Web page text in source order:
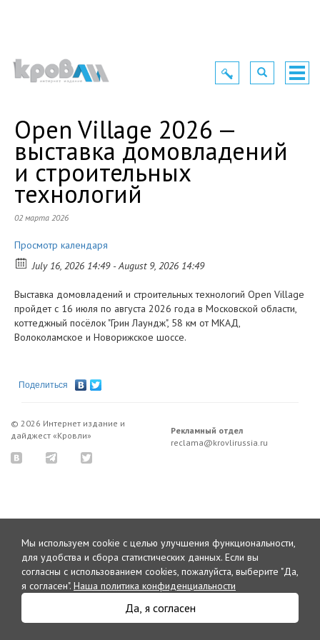
Toggle
navigation
Toggle
navigation
Open Village 2026 —
выставка домовладений
и строительных
технологий
02 марта 2026
Просмотр календаря
July 16, 2026 14:49 - August 9, 2026 14:49
Выставка домовладений и строительных технологий Open Village
пройдет с 16 июля по августа 2026 года в Московской области,
коттеджный посёлок "Грин Лаундж", 58 км от МКАД,
Волоколамское и Новорижское шоссе.
Поделиться
Мы используем cookie с целью улучшения функциональности,
для удобства и сбора статистических данных. Если вы
согласны с использованием cookies, пожалуйста, выберите "Да,
я согласен". Наша политика конфиденциальности
Да, я согласен
© 2026 Интернет издание и
дайджест «Кровли»
Рекламный отдел
reclama@krovlirussia.ru